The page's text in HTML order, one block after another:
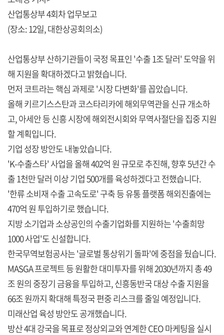
산업통상부 4회차 업무보고
(장소: 12일, 대한상공회의소)
산업통상부 산하기관들이 국정 목표인 '수출 1조 달러' 도약을 위
해 지원을 확대하겠다고 밝혔습니다.
먼저 코트라는 핵심 과제로 '시장 다변화'를 꼽았습니다.
올해 키르기스스탄과 코스타리카에 해외무역관을 신규 개소하
고, 아세안 등 신흥 시장에 해외전시회와 무역사절단을 집중 지원
할 계획입니다.
기업 성장 방안도 내놓았습니다.
'K-수출스타' 사업을 올해 402억 원 규모로 추진해, 향후 5년간 수
출 1천만 달러 이상 기업 500개를 육성하겠다고 전했습니다.
'한류 소비재 수출 고속도로' 구축 등 유통 플랫폼 해외진출에는
470억 원 투입하기로 했습니다.
지방 소기업과 소상공인의 수출기업화를 지원하는 '수출희망
1000 사업'도 신설합니다.
한국무역보험공사는 '글로벌 통상위기 돌파'에 중점을 뒀습니다.
MASGA 프로젝트 등 원활한 대미투자를 위해 2030년까지 총 49
조 원의 중장기 금융을 투입하고, 신흥동반국 대상 수출 지원을
66조 원까지 확대해 특정국 편중 리스크를 줄일 예정입니다.
미래산업 육성 방안도 공개했습니다.
방산 4대 강국을 목표로 정상외교와 연계한 CEO 마케팅을 실시